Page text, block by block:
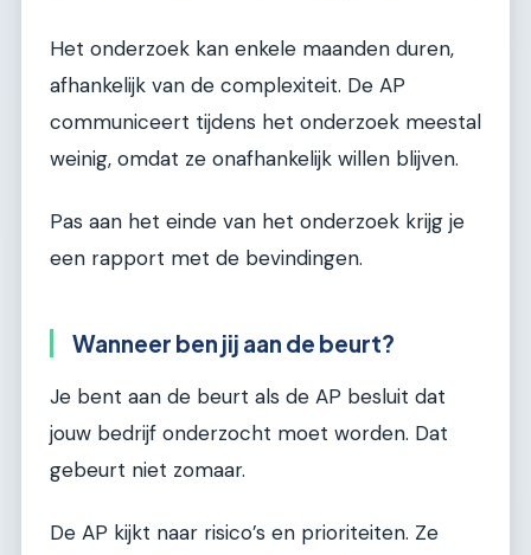
Het onderzoek kan enkele maanden duren,
afhankelijk van de complexiteit. De AP
communiceert tijdens het onderzoek meestal
weinig, omdat ze onafhankelijk willen blijven.
Pas aan het einde van het onderzoek krijg je
een rapport met de bevindingen.
Wanneer ben jij aan de beurt?
Je bent aan de beurt als de AP besluit dat
jouw bedrijf onderzocht moet worden. Dat
gebeurt niet zomaar.
De AP kijkt naar risico’s en prioriteiten. Ze